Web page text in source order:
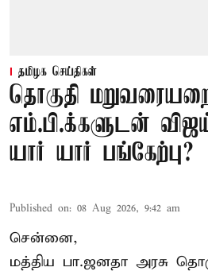
தமிழக செய்திகள்
தொகுதி
எம்.பி.க்களுடன்
யார் யார் பங்கேற்பு?
Published on: 08 Aug 2026, 9:42 am
சென்னை,
மத்திய பா.ஜனதா அரசு